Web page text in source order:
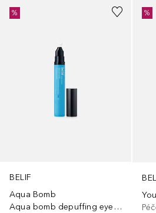
BELIF
Aqua Bomb
Aqua bomb depuffing eye gel
% %